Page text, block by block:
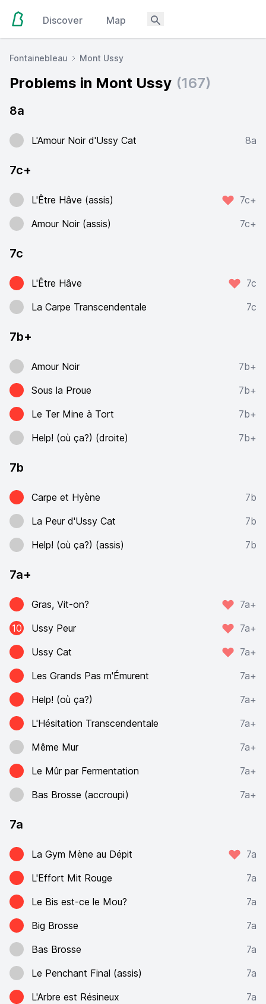
Discover Map
Fontainebleau Mont Ussy
Problems in Mont Ussy (167)
8a
L'Amour Noir d'Ussy Cat 8a
7c+
L'Être Hâve (assis)
7c+
Amour Noir (assis)
7c+
7c
L'Être Hâve
7c
La Carpe Transcendentale
7c
7b+
Amour Noir
7b+
Sous la Proue
7b+
Le Ter Mine à Tort
7b+
Help! (où ça?) (droite)
7b+
7b
Carpe et Hyène
7b
La Peur d'Ussy Cat
7b
Help! (où ça?) (assis)
7b
7a+
Gras, Vit-on?
7a+
10
Ussy Peur
7a+
Ussy Cat
7a+
Les Grands Pas m'Émurent
7a+
Help! (où ça?)
7a+
L'Hésitation Transcendentale
7a+
Même Mur
7a+
Le Mûr par Fermentation
7a+
Bas Brosse (accroupi)
7a+
7a
La Gym Mène au Dépit
7a
L'Effort Mit Rouge
7a
Le Bis est-ce le Mou?
7a
Big Brosse
7a
Bas Brosse
7a
Le Penchant Final (assis)
7a
L'Arbre est Résineux
7a